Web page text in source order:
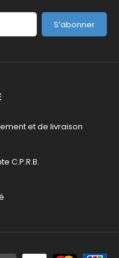
S’abonner
et de livraison
C.P.R.B.